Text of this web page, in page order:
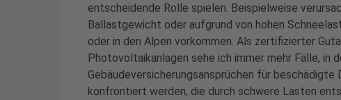
entscheidende Rolle spielen. Beispielweise
Ballastgewicht oder aufgrund von hohen
oder in den Alpen vorkommen. Als zertifizierter
Photovoltaikanlagen sehe ich immer mehr Fälle, in
Gebäudeversicherungsansprüchen für beschädigte
konfrontiert werden, die durch schwere Lasten